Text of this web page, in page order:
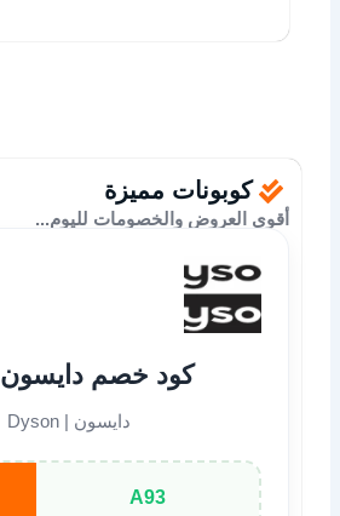
كوبونات مميزة
أقوى العروض والخصومات لليوم...
كود خصم دايسون A93
دايسون | Dyson
A93